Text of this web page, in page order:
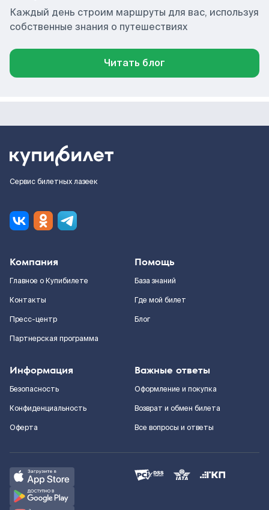
Каждый день строим маршруты для вас, используя
собственные знания о путешествиях
Читать блог
Сервис билетных лазеек
Компания
Главное о Купибилете
Контакты
Пресс-центр
Партнерская программа
Помощь
База знаний
Где мой билет
Блог
Информация
Безопасность
Конфиденциальность
Оферта
Важные ответы
Оформление и покупка
Возврат и обмен билета
Все вопросы и ответы